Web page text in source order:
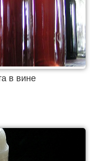
в вине